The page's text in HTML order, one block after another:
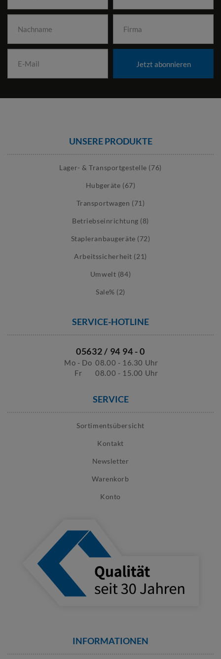
Jetzt abonnieren
UNSERE PRODUKTE
Lager- & Transportgestelle (76)
Hubgeräte (67)
Transportwagen (71)
Betriebseinrichtung (8)
Stapleranbaugeräte (72)
Arbeitssicherheit (21)
Umwelt (84)
Sale% (2)
SERVICE-HOTLINE
05632 / 94 94 - 0
Mo - Do 08.00 - 16.30 Uhr
Fr
08.00 - 15.00 Uhr
SERVICE
Sortimentsübersicht
Kontakt
Newsletter
Warenkorb
Konto
INFORMATIONEN